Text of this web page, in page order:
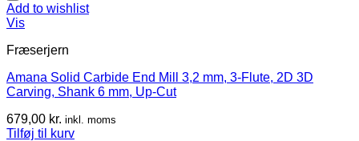
Add to wishlist
Vis
Fræserjern
Amana Solid Carbide End Mill 3,2 mm, 3-Flute, 2D 3D
Carving, Shank 6 mm, Up-Cut
679,00 kr. inkl. moms
Tilføj til kurv